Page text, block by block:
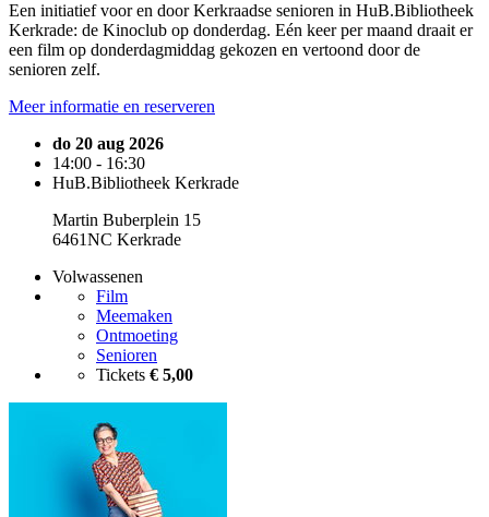
Een initiatief voor en door Kerkraadse senioren in HuB.Bibliotheek
Kerkrade: de Kinoclub op donderdag. Eén keer per maand draait er
een film op donderdagmiddag gekozen en vertoond door de
senioren zelf.
Meer informatie en reserveren
do 20 aug 2026
14:00 - 16:30
HuB.Bibliotheek Kerkrade
Martin Buberplein 15
6461NC Kerkrade
Volwassenen
Film
Meemaken
Ontmoeting
Senioren
Tickets € 5,00